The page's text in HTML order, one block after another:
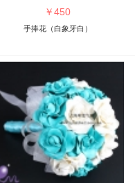
￥450
手捧花（白象牙白）